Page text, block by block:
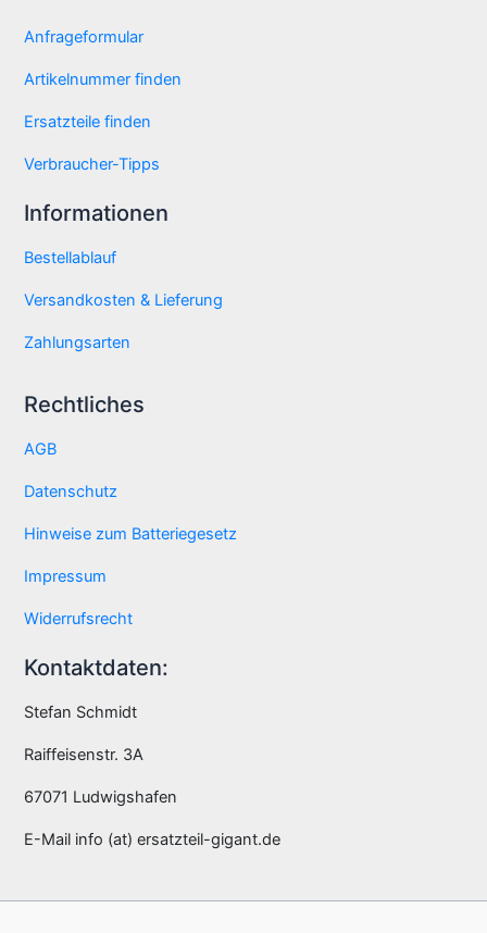
Anfrageformular
Artikelnummer finden
Ersatzteile finden
Verbraucher-Tipps
Informationen
Bestellablauf
Versandkosten & Lieferung
Zahlungsarten
Rechtliches
AGB
Datenschutz
Hinweise zum Batteriegesetz
Impressum
Widerrufsrecht
Kontaktdaten:
Stefan Schmidt
Raiffeisenstr. 3A
67071 Ludwigshafen
E-Mail info (at) ersatzteil-gigant.de